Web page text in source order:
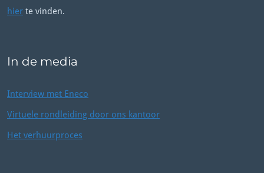
hier te vinden.
In de media
Interview met Eneco
Virtuele rondleiding door ons kantoor
Het verhuurproces